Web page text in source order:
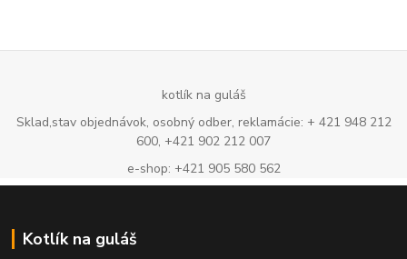
kotlík na guláš
Sklad,stav objednávok, osobný odber, reklamácie: + 421 948 212
600, +421 902 212 007
e-shop: +421 905 580 562
Kotlík na guláš